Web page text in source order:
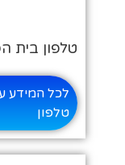
טלפון בית הספר: 08-
לכל המידע
טלפון